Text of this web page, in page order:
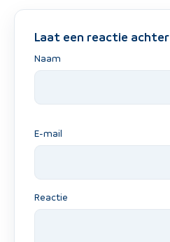
Laat een reactie achter
Naam
E-mail
Reactie